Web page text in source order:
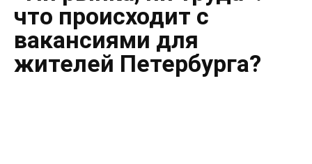
что происходит с
вакансиями для
жителей Петербурга?